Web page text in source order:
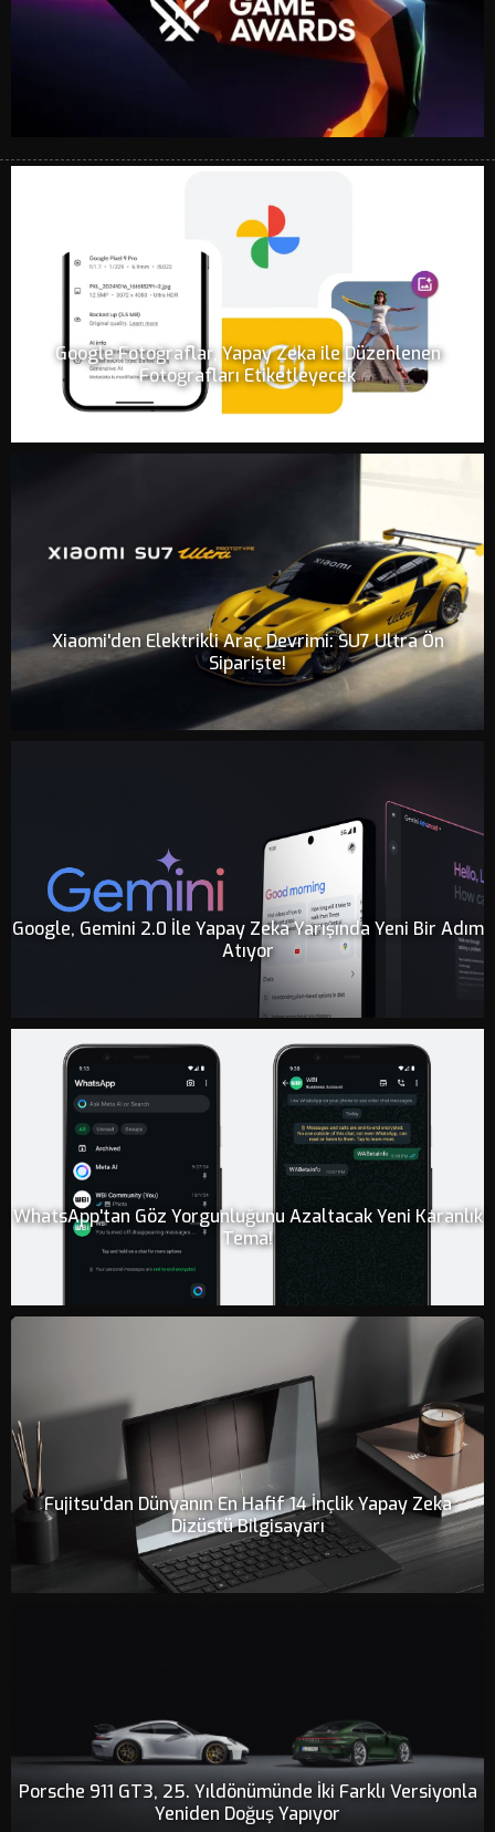
Google Fotoğraflar, Yapay Zeka ile Düzenlenen
Fotoğrafları Etiketleyecek
Xiaomi'den Elektrikli Araç Devrimi: SU7 Ultra Ön
Siparişte!
Google, Gemini 2.0 İle Yapay Zeka Yarışında Yeni Bir Adım
Atıyor
WhatsApp'tan Göz Yorgunluğunu Azaltacak Yeni Karanlık
Tema!
Fujitsu'dan Dünyanın En Hafif 14 İnçlik Yapay Zeka
Dizüstü Bilgisayarı
Porsche 911 GT3, 25. Yıldönümünde İki Farklı Versiyonla
Yeniden Doğuş Yapıyor